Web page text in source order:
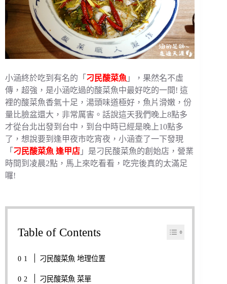
小涵終於吃到有名的「 刁民酸菜魚 」，果然名不虛
傳，超強，是小涵吃過的酸菜魚中最好吃的一間! 這
裡的酸菜魚香氣十足，湯頭味道極好，魚片滑嫩，份
量比臉盆還大，非常厲害。話說這天我們晚上8點多
才從台北出發到台中，到台中時已經是晚上10點多
了，想說要到逢甲夜市吃宵夜，小涵查了一下發現
「 刁民酸菜魚 逢甲店 」是刁民酸菜魚的創始店，營業
時間到凌晨2點，馬上來吃看看，吃完後真的太滿足
囉!
Table of Contents
刁民酸菜魚 地理位置
刁民酸菜魚 菜單